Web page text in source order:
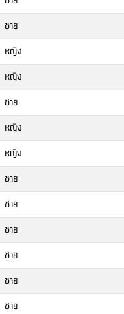
ชาย
หญิง
หญิง
ชาย
หญิง
หญิง
ชาย
ชาย
ชาย
ชาย
ชาย
ชาย